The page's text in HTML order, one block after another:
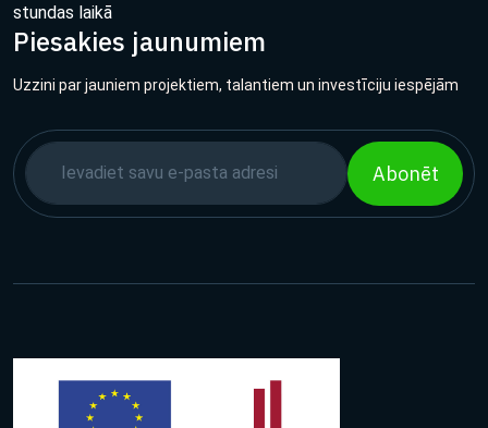
stundas laikā
Piesakies jaunumiem
Uzzini par jauniem projektiem, talantiem un investīciju iespējām
Abonēt